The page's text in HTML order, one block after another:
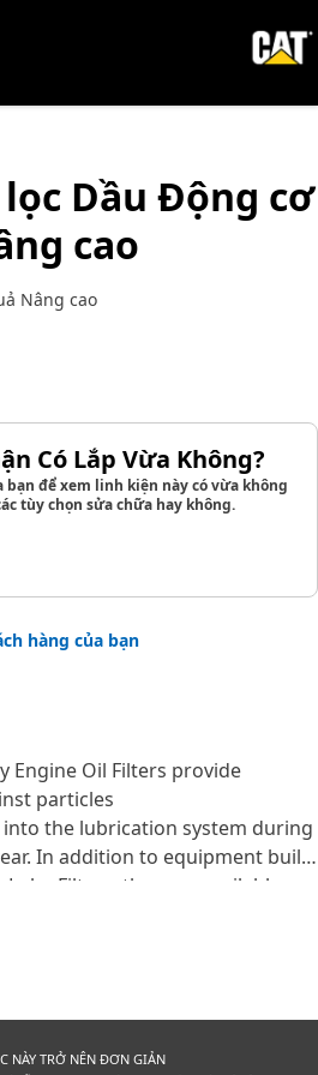
lọc Dầu Động cơ
cao
Nâng cao
Có Lắp Vừa Không?
bạn để xem linh kiện này có vừa không
tùy chọn sửa chữa hay không.
hàng của bạn
Engine Oil Filters provide
particles
the lubrication system during
In addition to equipment built
Filters, they are available as
efficiency filters.
remove some abrasive
particles that are most
components.
NÀY TRỞ NÊN ĐƠN GIẢN